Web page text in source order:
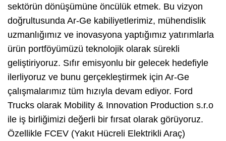
sektörün dönüşümüne öncülük etmek. Bu vizyon
doğrultusunda Ar-Ge kabiliyetlerimiz, mühendislik
uzmanlığımız ve inovasyona yaptığımız yatırımlarla
ürün portföyümüzü teknolojik olarak sürekli
geliştiriyoruz. Sıfır emisyonlu bir gelecek hedefiyle
ilerliyoruz ve bunu gerçekleştirmek için Ar-Ge
çalışmalarımız tüm hızıyla devam ediyor. Ford
Trucks olarak Mobility & Innovation Production s.r.o
ile iş birliğimizi değerli bir fırsat olarak görüyoruz.
Özellikle FCEV (Yakıt Hücreli Elektrikli Araç)